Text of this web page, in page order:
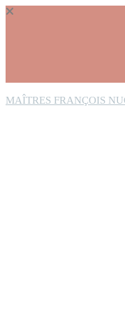
MAÎTRES FRANÇOIS
Panneau de gestion des